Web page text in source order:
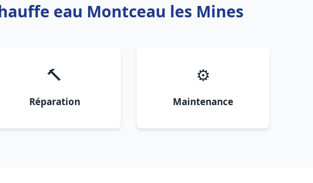
eau Montceau les Mines
🔨
Réparation
⚙️
Maintenance